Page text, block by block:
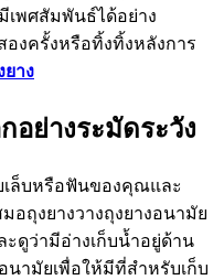
พศสัมพันธ์ได้อย่าง
งครั้งหรือทิ้งทิ้งหลังการ
ยาง
อย่างระมัดระวัง
เล็บหรือฟันของคุณและ
อถุงยางวางถุงยางอนามัย
ดูว่ามีอ่างเก็บน้ำอยู่ด้าน
นามัยเพื่อให้มีที่สำหรับเก็บ